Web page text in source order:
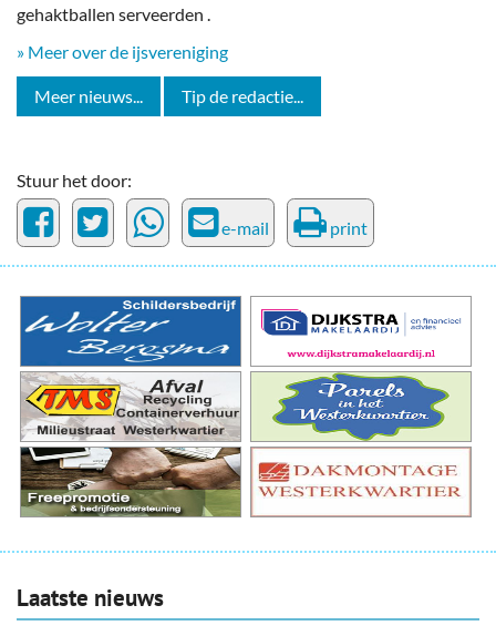
gehaktballen serveerden .
» Meer over de ijsvereniging
Meer nieuws... Tip de redactie...
Stuur het door:
e-mail print
Laatste nieuws